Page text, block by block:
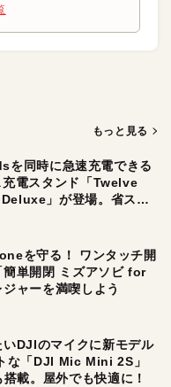
もっと見る
同時に急速充電できる
電スタンド「Twelve
」が登場。省スペ
電したい人にオスス
を守る！ ワンタッチ開
簡単開閉 ミズアソビ for
ャーを満喫しよう
DJIのマイクに新モデル
な「DJI Mic Mini 2S」
載。屋外でも快適に！